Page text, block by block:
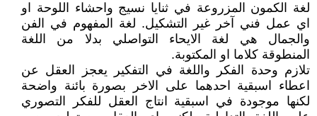
لغة الكمون المزروعة في ثنايا نسيج واحشاء اللوحة او
اي عمل فني آخر غير التشكيل. لغة المفهوم في الفن
والجمال هي لغة الايحاء التواصلي بدلا من اللغة
المنطوقة كلاما او المكتوبة.
تلازم وحدة الفكر واللغة في التفكير يعجز العقل عن
اعطاء اسبقية احدهما على الاخر بصورة بائنة واضحة
لكنها موجودة في اسبقية انتاج العقل للفكر التصوري